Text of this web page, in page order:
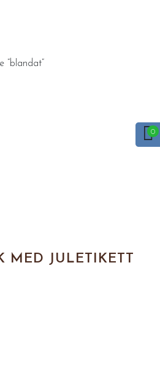
MED JULETIKETT